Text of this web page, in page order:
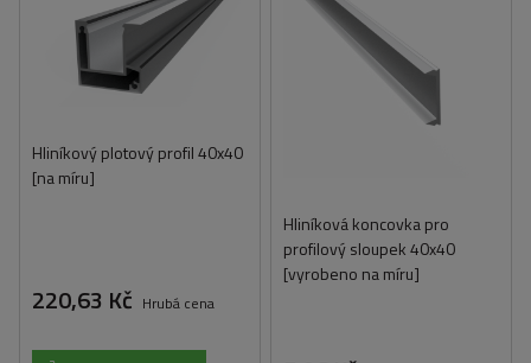
Hliníkový plotový profil 40x40
[na míru]
220,63 Kč Hrubá cena
Hliníková koncovka pro
profilový sloupek 40x40
[vyrobeno na míru]